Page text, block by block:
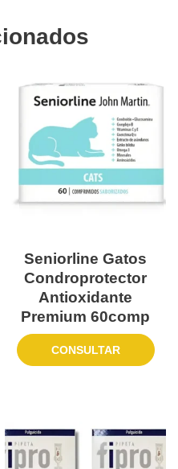
Seniorline Gatos
Condroprotector
Antioxidante
Premium 60comp
CONSULTAR